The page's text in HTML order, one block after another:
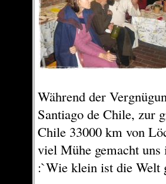
Während der
Santiago de Chile, zur
Chile 33000 km von
viel Mühe gemacht
:`Wie klein ist die Welt